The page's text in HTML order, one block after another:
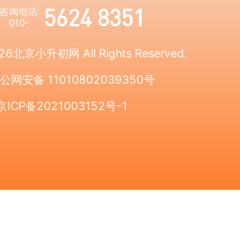
咨询电话:
010-
5624 8351
北京小升初网 All Rights Reserved.
网安备 11010802039350号
ICP备2021003152号-1